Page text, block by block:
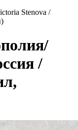
Stenova /
/